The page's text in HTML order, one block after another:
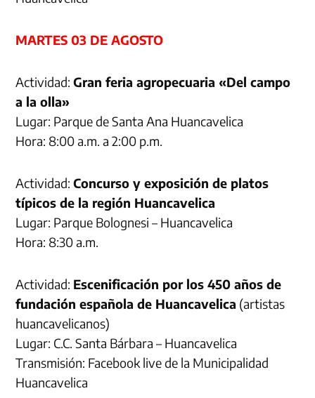
MARTES 03 DE AGOSTO
Actividad:Gran feria agropecuaria «Del campo
a la olla»
Lugar: Parque de Santa Ana Huancavelica
Hora: 8:00 a.m. a 2:00 p.m.
Actividad:Concurso y exposición de platos
típicos de la región Huancavelica
Lugar: Parque Bolognesi – Huancavelica
Hora: 8:30 a.m.
Actividad: Escenificación por los 450 años de
fundación española de Huancavelica (artistas
huancavelicanos)
Lugar: C.C. Santa Bárbara – Huancavelica
Transmisión: Facebook live de la Municipalidad
Huancavelica